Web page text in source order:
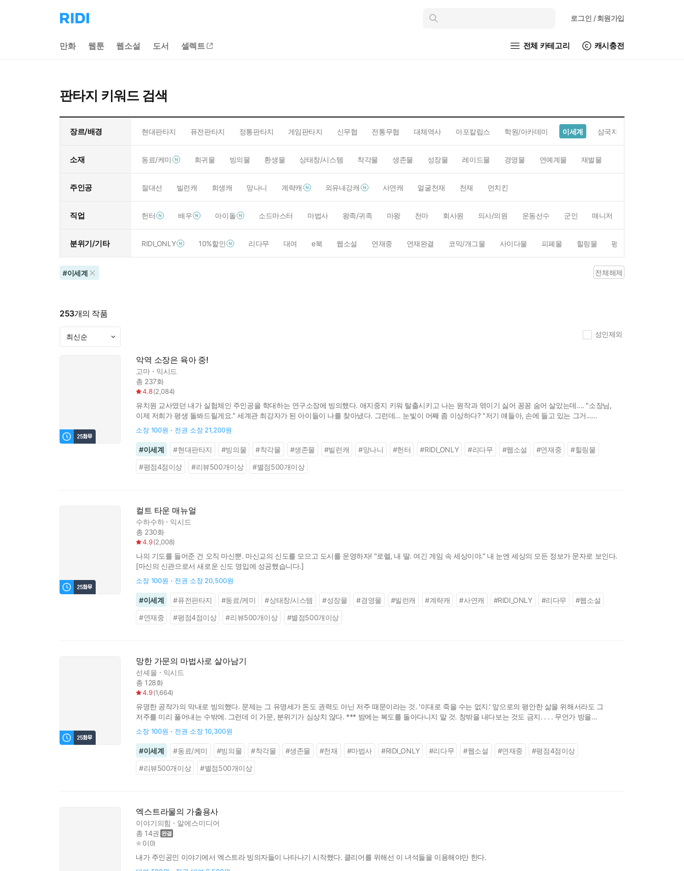
리
디
으
인
로그인 / 회원가입
만화 웹툰 웹소설 도서 셀렉트 전체 카테고리 캐시충전
판타지 키워드 검색
장르/배경 현대판타지 퓨전판타지 정통판타지 게임판타지 신무협 전통무협 대체역사 아포칼립스 학원/아카데미 이세계 삼국지
소재 동료/케미 회귀물 빙의물 환생물 상태창/시스템 착각물 생존물 성장물 레이드물 경영물 연예계물 재벌물
주인공 절대선 빌런캐 희생캐 망나니 계략캐 외유내강캐 사연캐 얼굴천재 천재 먼치킨
직업 헌터 배우 아이돌 소드마스터 마법사 왕족/귀족 마왕 천마 회사원 의사/의원 운동선수 군인 매니저
분위기/기타 RIDI_ONLY 10%할인 리다무 대여 e북 웹소설 연재중 연재완결 코믹/개그물 사이다물 피폐물 힐링물 평점4점이상
#이세계 전체해제
253개의 작품
성인제외
악역 소장은 육아 중!
고마
익시드
총 237화
4.8(2,084)
유치원 교사였던 내가 실험체인 주인공을 학대하는 연구소장에 빙의했다. 애지중지 키워 탈출시키고 나는 원작과 엮이기 싫어 꽁꽁 숨어 살았는데…. "소장님,
이제 저희가 평생 돌봐드릴게요." 세계관 최강자가 된 아이들이 나를 찾아냈다. 그런데… 눈빛이 어째 좀 이상하다? "저기 얘들아, 손에 들고 있는 그거...
수갑이니?" *일부 특수 효과로 인해 다운로드 후 앱버전 감상을 권장드립니다.
소장 100원 전권 소장 21,200원
#이세계 #현대판타지 #빙의물 #착각물 #생존물 #빌런캐 #망나니 #헌터 #RIDI_ONLY #리다무 #웹소설 #연재중 #힐링물
#평점4점이상 #리뷰500개이상 #별점500개이상
컬트 타운 매뉴얼
수하수하
익시드
총 230화
4.9(2,008)
나의 기도를 들어준 건 오직 마신뿐. 마신교의 신도를 모으고 도시를 운영하자! "로렐, 내 딸. 여긴 게임 속 세상이야." 내 눈엔 세상의 모든 정보가 문자로 보인다.
[마신의 신관으로서 새로운 신도 영입에 성공했습니다.]
소장 100원 전권 소장 20,500원
#이세계 #퓨전판타지 #동료/케미 #상태창/시스템 #성장물 #경영물 #빌런캐 #계략캐 #사연캐 #RIDI_ONLY #리다무 #웹소설
#연재중 #평점4점이상 #리뷰500개이상 #별점500개이상
망한 가문의 마법사로 살아남기
선셰을
익시드
총 128화
4.9(1,664)
유명한 공작가의 막내로 빙의했다. 문제는 그 유명세가 돈도 권력도 아닌 저주 때문이라는 것. '이대로 죽을 수는 없지.' 앞으로의 평안한 삶을 위해서라도 그
저주를 미리 풀어내는 수밖에. 그런데 이 가문, 분위기가 심상치 않다. *** 밤에는 복도를 돌아다니지 말 것. 창밖을 내다보는 것도 금지. . . . 무언가 방을
찾아온다고 하더라도, 절대 문을 열어주지 말 것.
소장 100원 전권 소장 10,300원
#이세계 #동료/케미 #빙의물 #착각물 #생존물 #천재 #마법사 #RIDI_ONLY #리다무 #웹소설 #연재중 #평점4점이상
#리뷰500개이상 #별점500개이상
엑스트라물의 가출용사
이야기의힘
알에스미디어
총 14권
0(0)
내가 주인공인 이야기에서 엑스트라 빙의자들이 나타나기 시작했다. 클리어를 위해선 이 녀석들을 이용해야만 한다.